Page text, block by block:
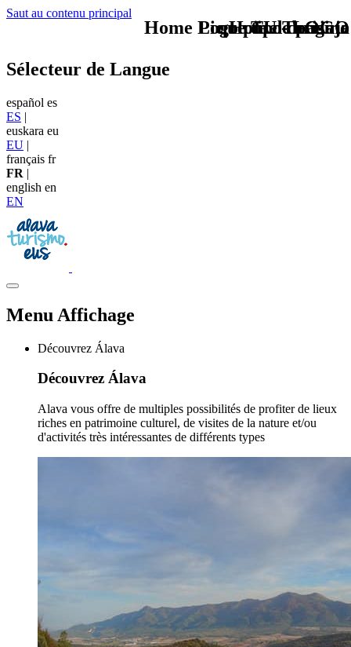
Saut au contenu principal
TU - LOGO
Sélecteur de Langue
español es
ES |
euskara eu
EU |
français fr
FR |
english en
EN
Menu Affichage
Découvrez Álava
Découvrez Álava
Alava vous offre de multiples possibilités de profiter de lieux
riches en patrimoine culturel, de visites de la nature et/ou
d'activités très intéressantes de différents types
que tipo de viaje
Home Logo pie de página
Pie Home Turismo